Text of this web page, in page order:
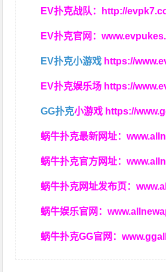
EV扑克战队： http://
EV扑克官网：
EV扑克小游戏 https://
EV扑克娱乐场 https://
GG扑克小游戏 https://
蜗牛扑克最新网址：
蜗牛扑克官方网址：
蜗牛扑克网址发布页：
蜗牛娱乐官网：
蜗牛扑克GG官网：